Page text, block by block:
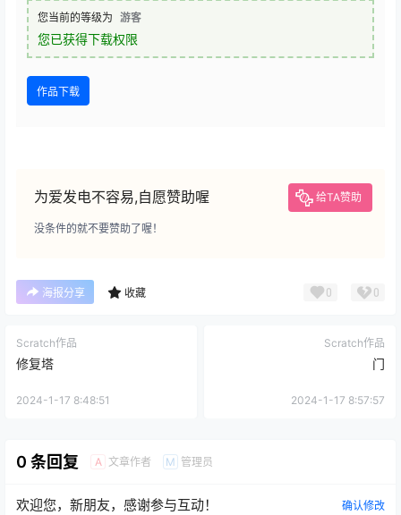
您当前的等级为 游客
您已获得下载权限
作品下载
为爱发电不容易,自愿赞助喔 给TA赞助
没条件的就不要赞助了喔！
海报分享 收藏 0 0
Scratch作品
修复塔
2024-1-17 8:48:51
Scratch作品
门
2024-1-17 8:57:57
0 条回复 A 文章作者 M 管理员
欢迎您，新朋友，感谢参与互动！ 确认修改